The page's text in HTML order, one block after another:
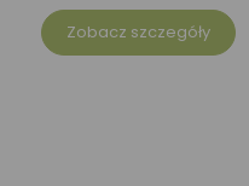
Zobacz szczegóły